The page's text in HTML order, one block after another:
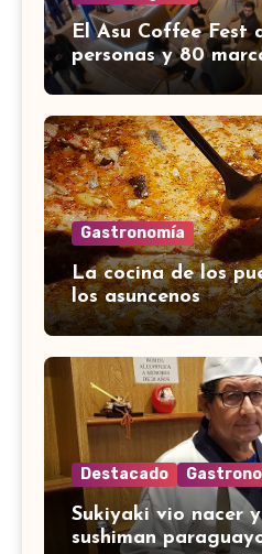
El Asu Coffee Fest
personas y 80
Gastronomía
La cocina de los
los asuncenos
Destacado
Sukiyaki vio nacer
sushiman